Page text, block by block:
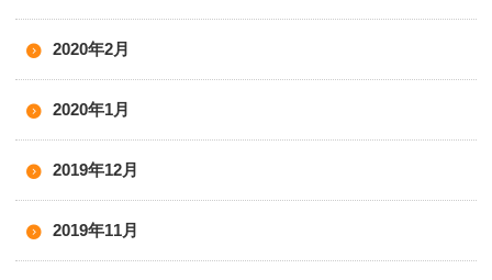
2020年2月
2020年1月
2019年12月
2019年11月